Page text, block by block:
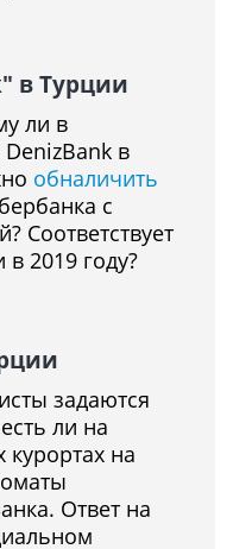
в Турции
ли в
в
обналичить
с
Соответствует
в 2019 году?
задаются
ли на
на
Ответ на